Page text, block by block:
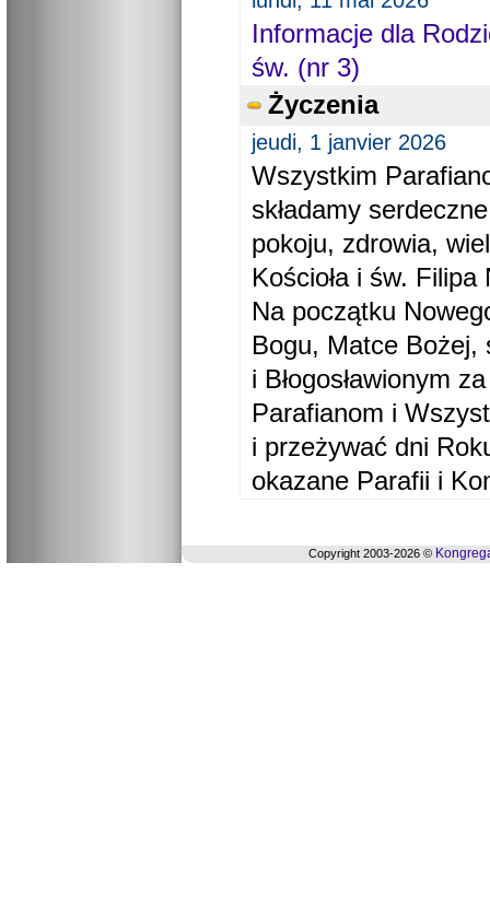
Informacje dla
św. (nr 3)
Życzenia
jeudi, 1 janvier 2026
Wszystkim
składamy
pokoju, zdrowia,
Kościoła i św. Filipa
Na początku
Bogu, Matce Bożej,
i Błogosławionym
Parafianom i
i przeżywać dni
okazane Parafii i
Copyright 2003-2026 ©